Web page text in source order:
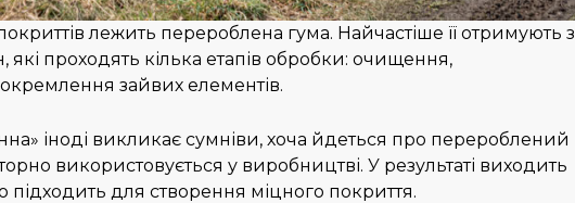
лежить перероблена гума. Найчастіше її отримують з
які проходять кілька етапів обробки: очищення,
зайвих елементів.
іноді викликає сумніви, хоча йдеться про перероблений
використовується у виробництві. У результаті виходить
підходить для створення міцного покриття.